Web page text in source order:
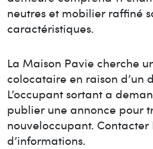
neutres et mobilier raffiné
caractéristiques.
La Maison Pavie cherche
colocataire en raison d’un
L’occupant sortant a
publier une annonce pour
nouveloccupant. Contacter
d’informations.